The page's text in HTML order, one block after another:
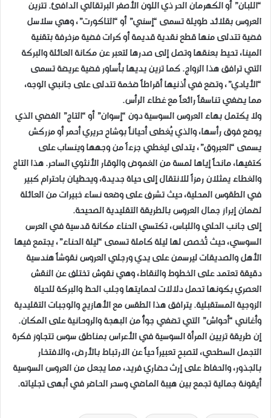
“اللبان” أو الكهرمان الحر ذي اللون الأصفر البرتقالي الدافئ. تتزين
العروس بقلائد طويلة تسمى “إسني” أو “التاكورت”، وهي سلاسل
فضية تتدلى منها قطع نقدية قديمة أو كرات فضية مزخرفة بتقنية
المينا، تحيط بعنقها وتصل إلى صدرها لتعبر عن مكانة العائلة والبركة
التي ترافق هذا الزواج. كما تزين يديها بأساور فضية عريضة تسمى
“الأيادي”، وتضع في أذنيها أقراطاً ضخمة تتدلى على جانبي الوجه،
مما يضفي تناسقاً رائعاً مع غطاء الرأس.
​ولا يكتمل بهاء العروس السوسية دون “إسوان” أو “التاج” الفضي الذي
يوضع فوق رأسها، والذي يُغطى أحياناً بوشاح حريري أحمر أو مزركش
يسمى “العبروق”، يتدلى ليغطي جزءاً من وجهها وينساب على
كتفيها، مانحاً إياها لمسة من الغموض والوقار الأنثوي الساحر. هذا التاج
والغطاء يمثلان رمزاً للانتقال إلى حياة جديدة، ويحظيان باحترام كبير
في الطقوس المحلية، حيث تشرف على وضعه نساء خبيرات من العائلة
لضمان إبراز جمال العروس بالطريقة التقليدية الصحيحة.
​إلى جانب الحلي واللباس، تكتسي الحناء مكانة قدسية في العرس
السوسي، حيث تُخصص لها ليلة كاملة تسمى “ليلة الحناء”، يجتمع فيها
الأهل والصديقات ليرسمن على يدي ورجلي العروس نقوشاً هندسية
دقيقة تعتمد على الخطوط والنقاط، وهي نقوش تختلف عن النقش
العصري بكونها تحمل دلالات لحمايتها وجلب الحظ والبركة للحياة
الزوجية المستقبلية. يترافق هذا الطقس مع الأهازيج والوجبات التقليدية
وأغاني “أحواش” التي تضفي جوأً من البهجة والروحانية على المكان.
​إن طريقة تزيين المرأة السوسية في الأعراس بمناطق سوس تتجاوز فكرة
التجمل السطحي، لتصبح تعبيراً حياً عن الارتباط بالأرض، والافتخار
بالجذور، والحفاظ على إرث حضاري فريد، مما يجعل من العروس السوسية
أيقونة جمالية تجمع بين هيبة الماضي وسحر الحاضر في أبهى تجلياته.